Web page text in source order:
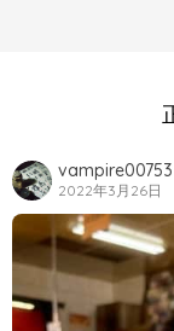
vampire00753
2022年3月26日